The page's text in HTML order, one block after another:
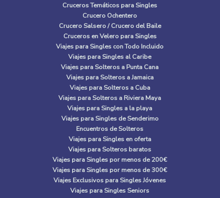
Cruceros Temáticos para Singles
Crucero Ochentero
Crucero Salsero / Crucero del Baile
Cruceros en Velero para Singles
Viajes para Singles con Todo Incluido
Viajes para Singles al Caribe
Viajes para Solteros a Punta Cana
Viajes para Solteros a Jamaica
Viajes para Solteros a Cuba
Viajes para Solteros a Riviera Maya
Viajes para Singles a la playa
Viajes para Singles de Senderimo
Encuentros de Solteros
Viajes para Singles en oferta
Viajes para Solteros baratos
Viajes para Singles por menos de 200€
Viajes para Singles por menos de 300€
Viajes Exclusivos para Singles Jóvenes
Viajes para Singles Seniors